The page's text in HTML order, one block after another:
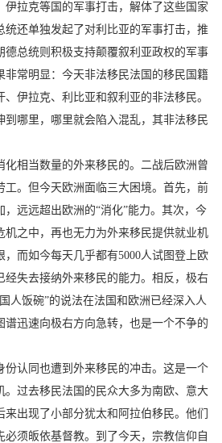
伊拉克等国的军事打击，解体了这些国家
统还单独发起了对利比亚的军事打击，推
德总统则积极支持颠覆叙利亚政权的军事
非常明显：今天非法移民法国的移民国籍
伊拉克、利比亚和叙利亚的非法移民。
到哪里，哪里就会陷入混乱，其非法移民
化相当数量的外来移民的。二战后欧洲曾
工。但今天欧洲面临三大困境。首先，前
远远超出欧洲的“消化”能力。其次，今
机之中，再也无力为外来移民提供就业机
而如今每天几乎都有5000人试图登上欧
经失去接纳外来移民的能力。相反，极右
人饭碗”的说法在法国和欧洲已经深入人
谱迅速向极右方向急转，也是一个不争的
份认同也遭到外来移民的冲击。这是一个
。过去移民法国的民众大多为南欧、意大
出现了小部分犹太和阿拉伯移民。他们
必须皈依基督教。到了今天，宗教信仰自